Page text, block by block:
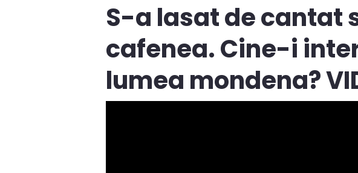
S-a lasat de cantat
cafenea. Cine-i
lumea mondena?